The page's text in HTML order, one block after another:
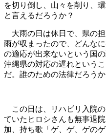
を切り倒し、山々を削り、
と言えるだろうか？
大雨の日は休日で、県の
雨が収まったので、どんな
の適応が出来ないという国
沖縄県の対応の遅れという
だ。誰のための法律だろうか
この日は、リハビリ入院
ていたヒロシさんも無事退
加、持ち歌「ゲ、ゲ、ゲの